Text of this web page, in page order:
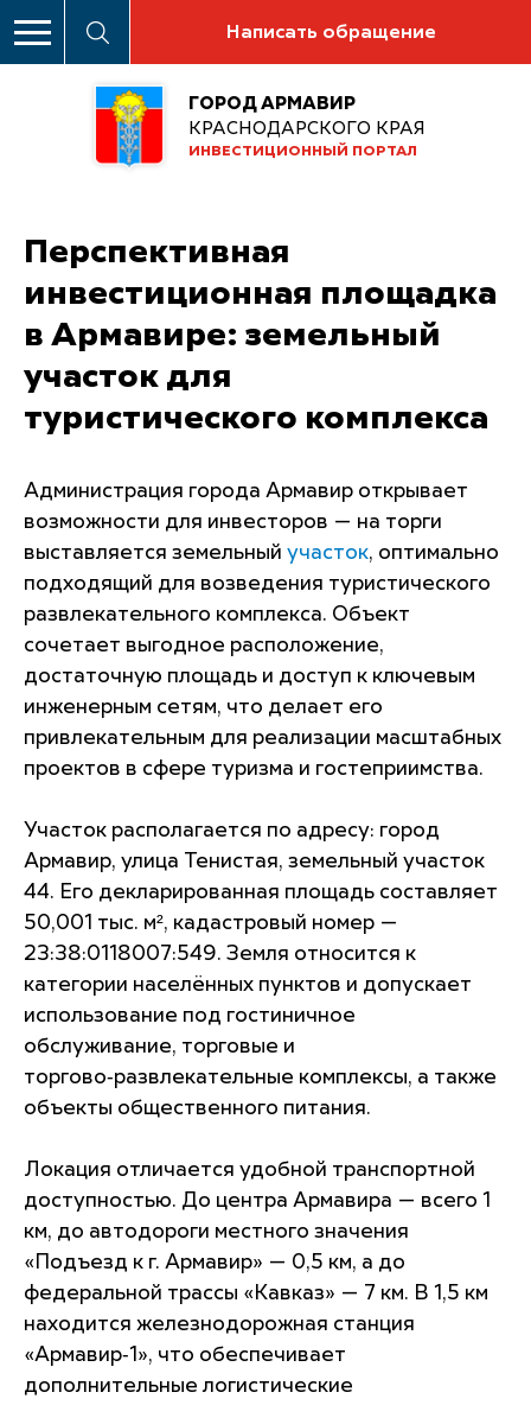
Написать обращение
ГОРОД АРМАВИР
КРАСНОДАРСКОГО КРАЯ
ИНВЕСТИЦИОННЫЙ ПОРТАЛ
Перспективная
инвестиционная площадка
в Армавире: земельный
участок для
туристического комплекса
Администрация города Армавир открывает
возможности для инвесторов — на торги
выставляется земельный участок, оптимально
подходящий для возведения туристического
развлекательного комплекса. Объект
сочетает выгодное расположение,
достаточную площадь и доступ к ключевым
инженерным сетям, что делает его
привлекательным для реализации масштабных
проектов в сфере туризма и гостеприимства.
Участок располагается по адресу: город
Армавир, улица Тенистая, земельный участок
44. Его декларированная площадь составляет
50,001 тыс. м², кадастровый номер —
23:38:0118007:549. Земля относится к
категории населённых пунктов и допускает
использование под гостиничное
обслуживание, торговые и
торгово‑развлекательные комплексы, а также
объекты общественного питания.
Локация отличается удобной транспортной
доступностью. До центра Армавира — всего 1
км, до автодороги местного значения
«Подъезд к г. Армавир» — 0,5 км, а до
федеральной трассы «Кавказ» — 7 км. В 1,5 км
находится железнодорожная станция
«Армавир‑1», что обеспечивает
дополнительные логистические